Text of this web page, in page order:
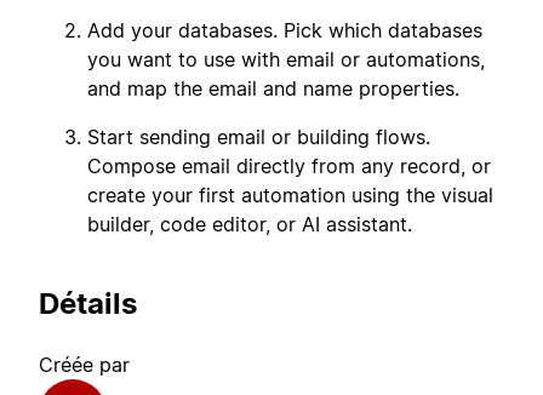
Add your databases. Pick which databases
you want to use with email or automations,
and map the email and name properties.
Start sending email or building flows.
Compose email directly from any record, or
create your first automation using the visual
builder, code editor, or AI assistant.
Détails
Créée par